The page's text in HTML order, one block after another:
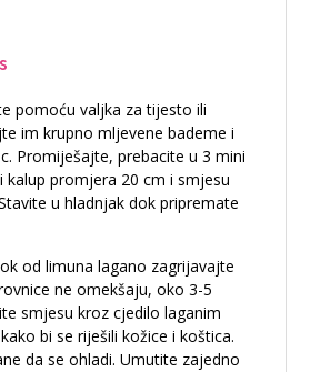
pomoću valjka za tijesto ili
im krupno mljevene bademe i
Promiješajte, prebacite u 3 mini
kalup promjera 20 cm i smjesu
u hladnjak dok pripremate
od limuna lagano zagrijavajte
ne omekšaju, oko 3-5
smjesu kroz cjedilo laganim
bi se riješili kožice i koštica.
da se ohladi. Umutite zajedno